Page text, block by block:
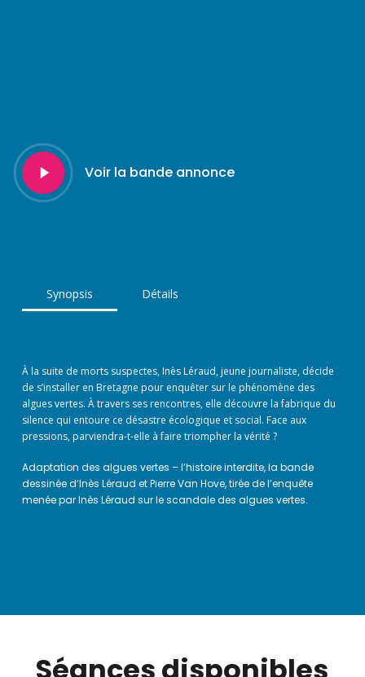
Play
Video
Voir la bande annonce
Synopsis Détails
À la suite de morts suspectes, Inès Léraud, jeune journaliste, décide
de s’installer en Bretagne pour enquêter sur le phénomène des
algues vertes. À travers ses rencontres, elle découvre la fabrique du
silence qui entoure ce désastre écologique et social. Face aux
pressions, parviendra-t-elle à faire triompher la vérité ?
Adaptation des algues vertes – l’histoire interdite, la bande
dessinée d’Inès Léraud et Pierre Van Hove, tirée de l’enquête
menée par Inès Léraud sur le scandale des algues vertes.